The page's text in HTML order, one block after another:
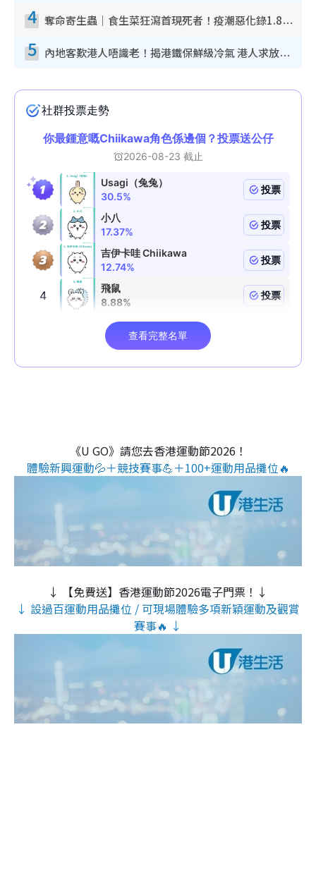
4 奪命寄生蟲｜食生菜狂瀉首現死者！疫潮惡化錄1.8萬宗病例 揭洗菜3大謬誤
5 內地客歎港人唔識老！揭港鐵保鮮級冷氣 港人求放過：咪投訴
《U GO》請您去香港運動節2026！
體驗新興運動💦＋競技賽事💪＋100+運動用品攤位🔥
↓ 【免費送】香港運動節2026電子門票！↓
↓ 設過百運動用品攤位 / 可現場體驗多項新穎運動及觀賞
賽事🔥 ↓